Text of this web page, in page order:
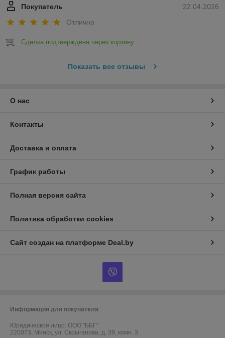
22.04.2026
Покупатель
Отлично
Сделка подтверждена через корзину
Показать все отзывы
О нас
Контакты
Доставка и оплата
График работы
Полная версия сайта
Политика обработки cookies
Сайт создан на платформе Deal.by
Информация для покупателя
Юридическое лицо: ООО "ББГ"
220073, Минск, ул. Скрыганова, д. 39, комн. 3